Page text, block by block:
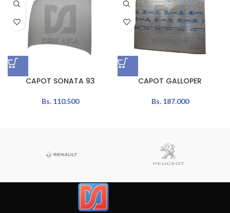
CAPOT SONATA 93
Bs.110.500
CAPOT GALLOPER
Bs.187.000